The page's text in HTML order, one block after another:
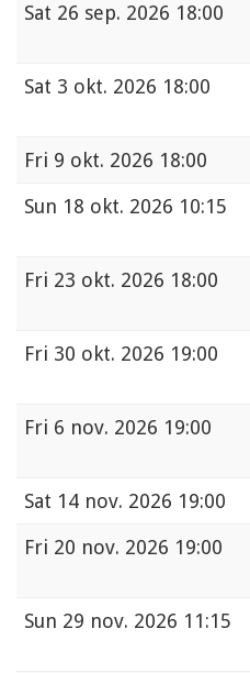
Sat 26 sep. 2026 18:00
Sat 3 okt. 2026 18:00
Fri 9 okt. 2026 18:00
Sun 18 okt. 2026 10:15
Fri 23 okt. 2026 18:00
Fri 30 okt. 2026 19:00
Fri 6 nov. 2026 19:00
Sat 14 nov. 2026 19:00
Fri 20 nov. 2026 19:00
Sun 29 nov. 2026 11:15